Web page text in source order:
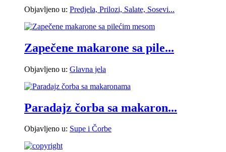
Objavljeno u: Predjela, Prilozi, Salate, Sosevi...
Zapečene makarone sa pile...
Objavljeno u: Glavna jela
Paradajz čorba sa makaron...
Objavljeno u: Supe i Čorbe